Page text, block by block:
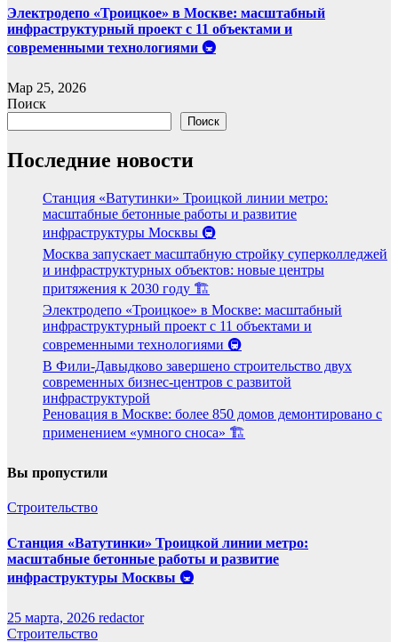
Электродепо «Троицкое» в Москве: масштабный
инфраструктурный проект с 11 объектами и
современными технологиями 🚇
Мар 25, 2026
Поиск
Поиск
Последние новости
Станция «Ватутинки» Троицкой линии метро:
масштабные бетонные работы и развитие
инфраструктуры Москвы 🚇
Москва запускает масштабную стройку суперколледжей
и инфраструктурных объектов: новые центры
притяжения к 2030 году 🏗️
Электродепо «Троицкое» в Москве: масштабный
инфраструктурный проект с 11 объектами и
современными технологиями 🚇
В Фили-Давыдково завершено строительство двух
современных бизнес-центров с развитой
инфраструктурой
Реновация в Москве: более 850 домов демонтировано с
применением «умного сноса» 🏗️
Вы пропустили
Строительство
Станция «Ватутинки» Троицкой линии метро:
масштабные бетонные работы и развитие
инфраструктуры Москвы 🚇
25 марта, 2026 redactor
Строительство